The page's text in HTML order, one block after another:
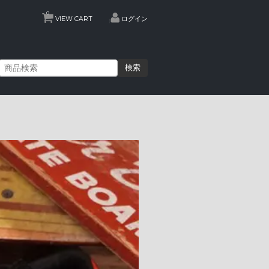
VIEW CART
0
ログイン
検索